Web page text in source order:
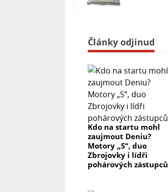
Články odjinud
Kdo na startu mohl
zaujmout Deniu?
Motory „S“, duo
Zbrojovky i lídři
pohárových zástupců